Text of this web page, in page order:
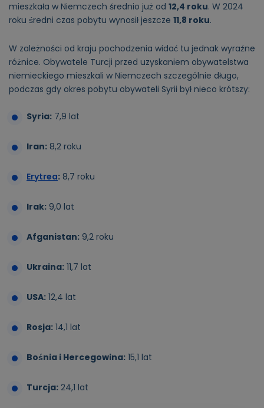
mieszkała w Niemczech średnio już od 12,4 roku. W 2024
roku średni czas pobytu wynosił jeszcze 11,8 roku.
W zależności od kraju pochodzenia widać tu jednak wyraźne
różnice. Obywatele Turcji przed uzyskaniem obywatelstwa
niemieckiego mieszkali w Niemczech szczególnie długo,
podczas gdy okres pobytu obywateli Syrii był nieco krótszy:
Syria: 7,9 lat
Iran: 8,2 roku
Erytrea: 8,7 roku
Irak: 9,0 lat
Afganistan: 9,2 roku
Ukraina: 11,7 lat
USA: 12,4 lat
Rosja: 14,1 lat
Bośnia i Hercegowina: 15,1 lat
Turcja: 24,1 lat